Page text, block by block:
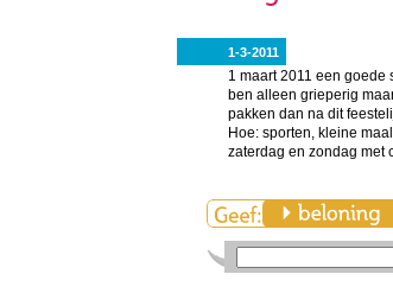
1-3-2011
1 maart 2011 een goede
ben alleen grieperig
pakken dan na dit
Hoe: sporten, kleine
zaterdag en zondag met